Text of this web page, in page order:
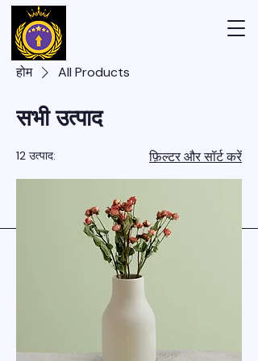
होम All Products
सभी उत्पाद
12 उत्पाद: फ़िल्टर और सॉर्ट करें